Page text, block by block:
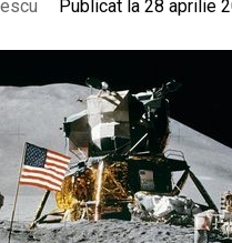
Publicat la 28 aprilie